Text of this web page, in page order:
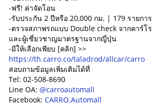
-ฟรี‌!‌ ‌ค่า‌จัด‌โอน‌ ‌
-รับ‌ประกัน‌ ‌2‌ ‌ปี‌หรือ‌ ‌20,000‌ ‌กม‌.‌ ‌|‌ ‌179‌ ‌รายการ‌ ‌
-ตรวจ‌สภาพ‌รถ‌แบบ‌ ‌Double‌ ‌check‌ ‌จา‌ก‌คาร์‌โร‌
‌และ‌ผู้‌เชี่ยวชาญ‌มาตรฐาน‌จาก‌ญี่ปุ่น‌ ‌
-มี‌ให้‌เลือก‌เพียบ‌ ‌[‌คลิก‌]‌ ‌>>‌
https://th.carro.co/taladrod/allcar/carro‌
สอบถาม‌ข้อมูล‌เพิ่ม‌เติม‌ได้ที่‌ ‌
Tel:‌ ‌‌02-508-8690‌ ‌
Line OA: @carroautomall
Facebook:‌ ‌‌ CARRO.Automall‌